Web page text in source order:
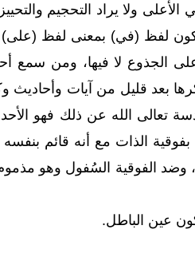
ولا يراد التحجيم
لفظ (في) بمعنى لفظ (على)
الجذوع لا فيها، ومن سمع
بعد قليل من آيات
تعالى الله عن ذلك فهو
الذات مع أنه قائم
الفوقية السُفول وهو
عين الباطل.